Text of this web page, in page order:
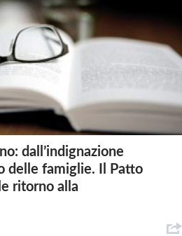
dall’indignazione
delle famiglie. Il Patto
ritorno alla